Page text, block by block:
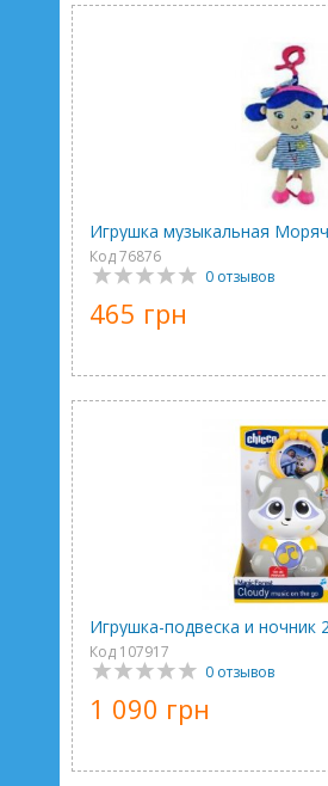
Игрушка музыкальная
Код 76876
0 отзывов
465 грн
Игрушка-подвеска и ночник
Код 107917
0 отзывов
1 090 грн